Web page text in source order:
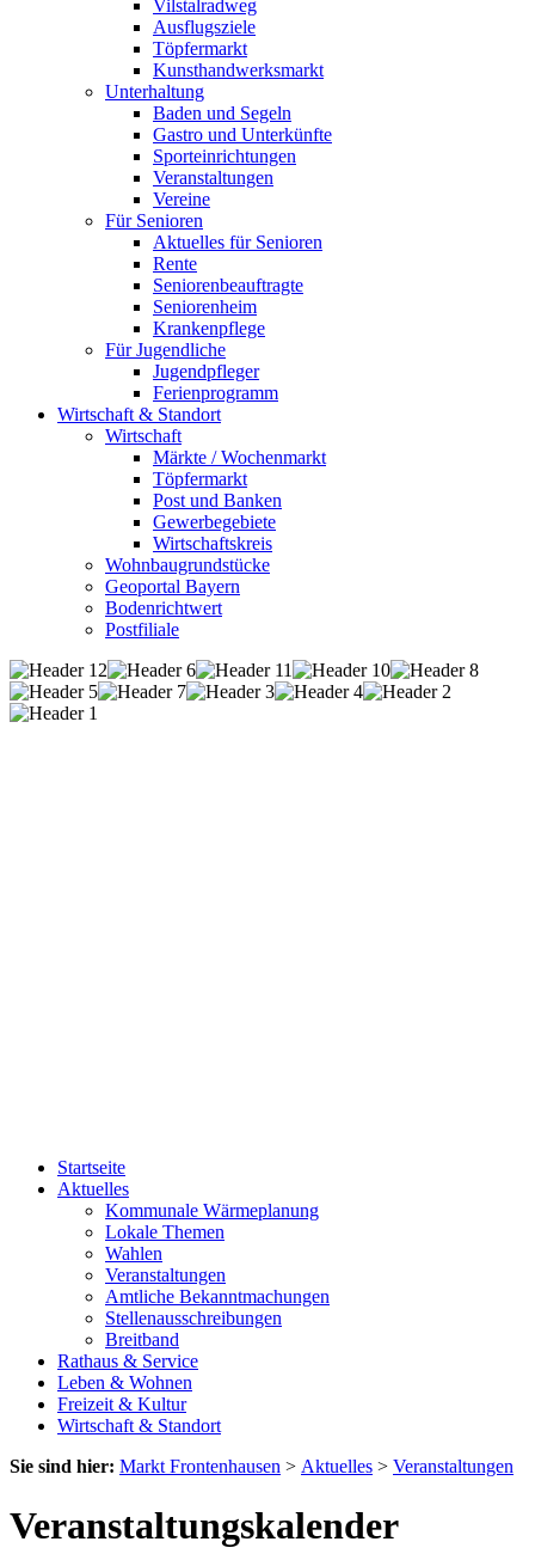
Vilstalradweg
Ausflugsziele
Töpfermarkt
Kunsthandwerksmarkt
Unterhaltung
Baden und Segeln
Gastro und Unterkünfte
Sporteinrichtungen
Veranstaltungen
Vereine
Für Senioren
Aktuelles für Senioren
Rente
Seniorenbeauftragte
Seniorenheim
Krankenpflege
Für Jugendliche
Jugendpfleger
Ferienprogramm
Wirtschaft & Standort
Wirtschaft
Märkte / Wochenmarkt
Töpfermarkt
Post und Banken
Gewerbegebiete
Wirtschaftskreis
Wohnbaugrundstücke
Geoportal Bayern
Bodenrichtwert
Postfiliale
Startseite
Aktuelles
Kommunale Wärmeplanung
Lokale Themen
Wahlen
Veranstaltungen
Amtliche Bekanntmachungen
Stellenausschreibungen
Breitband
Rathaus & Service
Leben & Wohnen
Freizeit & Kultur
Wirtschaft & Standort
Sie sind hier: Markt Frontenhausen > Aktuelles > Veranstaltungen
Veranstaltungskalender